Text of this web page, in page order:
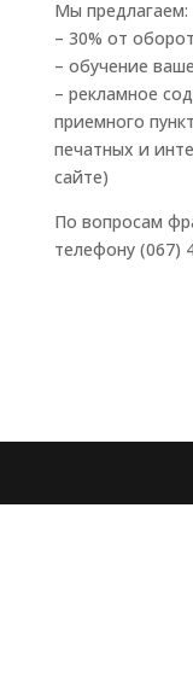
Мы предлагаем:
– 30% от
– обучение
– рекламное
приемного
печатных и
сайте)
По вопросам
телефону (067)